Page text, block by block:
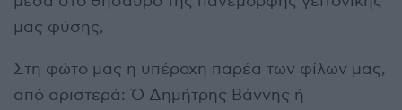
μας φύσης,
Στη φώτο μας η υπέροχη παρέα των φίλων μας,
από αριστερά: Ό Δημήτρης Βάννης ή